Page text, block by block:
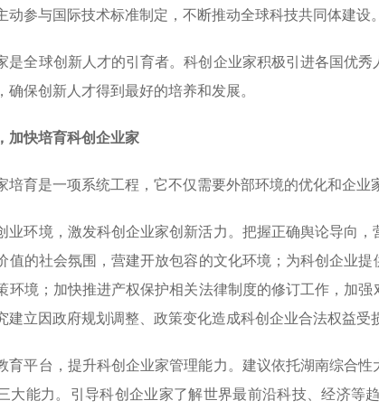
动参与国际技术标准制定，不断推动全球科技共同体建设。
是全球创新人才的引育者。科创企业家积极引进各国优
确保创新人才得到最好的培养和发展。
加快培育科创企业家
培育是一项系统工程，它不仅需要外部环境的优化和企业
业环境，激发科创企业家创新活力。把握正确舆论导向
值的社会氛围，营建开放包容的文化环境；为科创企业
环境；加快推进产权保护相关法律制度的修订工作，加
建立因政府规划调整、政策变化造成科创企业合法权益受
育平台，提升科创企业家管理能力。建议依托湖南综合
大能力。引导科创企业家了解世界最前沿科技、经济